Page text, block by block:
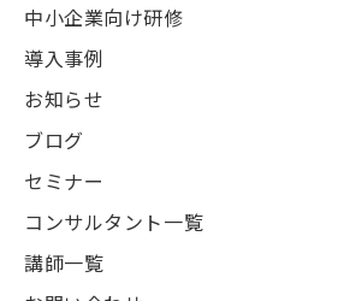
中小企業向け研修
導入事例
お知らせ
ブログ
セミナー
コンサルタント一覧
講師一覧